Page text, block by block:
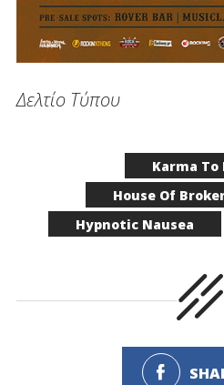
Δελτίο Τύπου
Karma To
House Of
Hypnotic Nausea